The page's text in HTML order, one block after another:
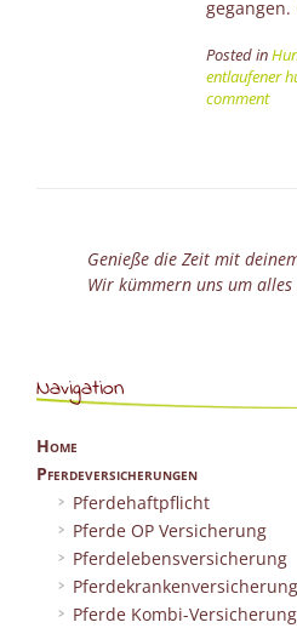
gegangen.
Posted in
entlaufener
comment
Genieße die Zeit mit
Wir kümmern uns um alles
Navigation
Home
Pferdeversicherungen
Pferdehaftpflicht
Pferde OP Versicherung
Pferdelebensversicherung
Pferdekrankenversicherung
Pferde Kombi-Versicherung